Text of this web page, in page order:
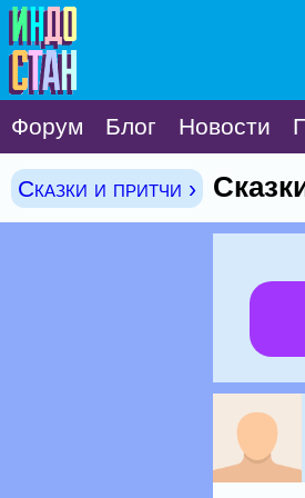
Форум Блог Новости
Сказки и притчи ›